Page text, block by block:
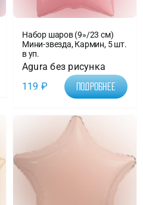
Набор шаров (9»/23 см)
Мини-звезда, Кармин, 5 шт.
в уп.
Agura без рисунка
119 ₽ Подробнее